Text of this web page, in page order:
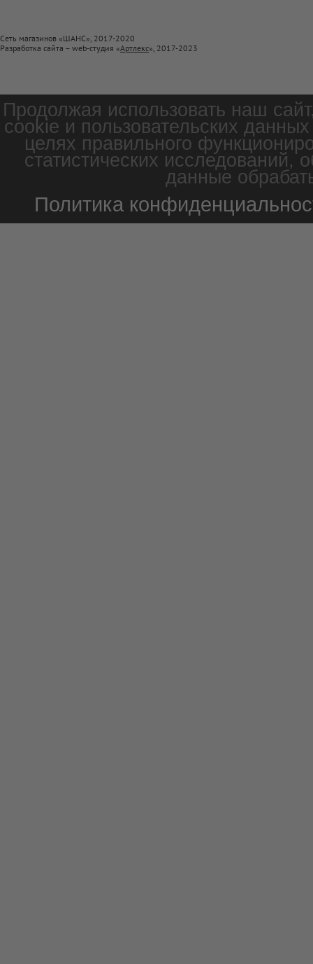
Сеть магазинов «ШАНС», 2017-2020
Разработка сайта – web-студия «Артлекс», 2017-2023
Продолжая использовать наш
cookie и пользовательских
целях правильного
статистических
данные
Политика